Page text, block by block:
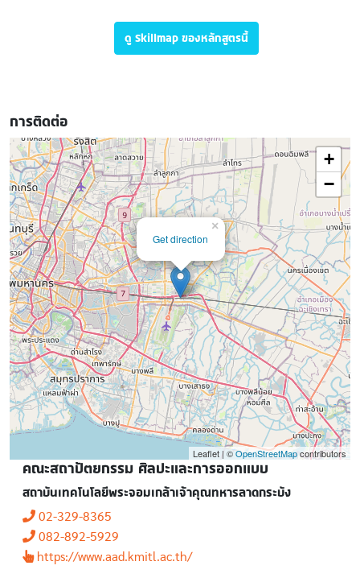
ดู Skillmap ของหลักสูตรนี้
การติดต่อ
Get direction
×
+
−
Leaflet | ©OpenStreetMapcontributors
คณะสถาปัตยกรรม ศิลปะและการออกแบบ
สถาบันเทคโนโลยีพระจอมเกล้าเจ้าคุณทหารลาดกระบัง
02-329-8365
082-892-5929
https://www.aad.kmitl.ac.th/